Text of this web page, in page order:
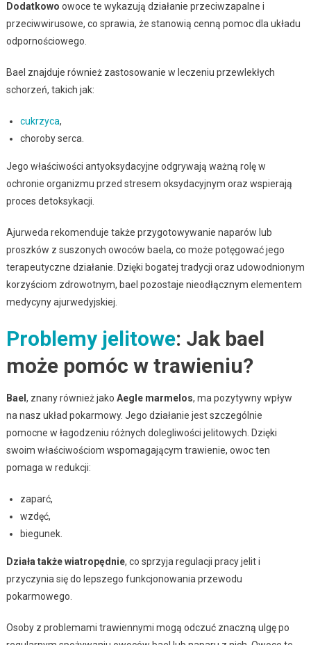
Dodatkowo owoce te wykazują działanie przeciwzapalne i
przeciwwirusowe, co sprawia, że stanowią cenną pomoc dla układu
odpornościowego.
Bael znajduje również zastosowanie w leczeniu przewlekłych
schorzeń, takich jak:
cukrzyca,
choroby serca.
Jego właściwości antyoksydacyjne odgrywają ważną rolę w
ochronie organizmu przed stresem oksydacyjnym oraz wspierają
proces detoksykacji.
Ajurweda rekomenduje także przygotowywanie naparów lub
proszków z suszonych owoców baela, co może potęgować jego
terapeutyczne działanie. Dzięki bogatej tradycji oraz udowodnionym
korzyściom zdrowotnym, bael pozostaje nieodłącznym elementem
medycyny ajurwedyjskiej.
Problemy jelitowe: Jak bael
może pomóc w trawieniu?
Bael , znany również jako Aegle marmelos, ma pozytywny wpływ
na nasz układ pokarmowy. Jego działanie jest szczególnie
pomocne w łagodzeniu różnych dolegliwości jelitowych. Dzięki
swoim właściwościom wspomagającym trawienie, owoc ten
pomaga w redukcji:
zaparć,
wzdęć,
biegunek.
Działa także wiatropędnie, co sprzyja regulacji pracy jelit i
przyczynia się do lepszego funkcjonowania przewodu
pokarmowego.
Osoby z problemami trawiennymi mogą odczuć znaczną ulgę po